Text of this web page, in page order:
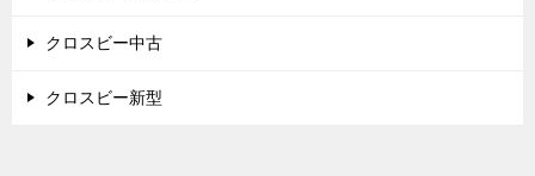
クロスビー中古
クロスビー新型